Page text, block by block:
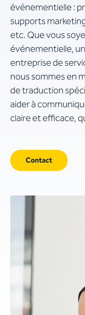
événementielle :
supports
etc. Que vous
événementielle,
entreprise de
nous sommes en
de traduction
aider à
claire et efficace,
Contact